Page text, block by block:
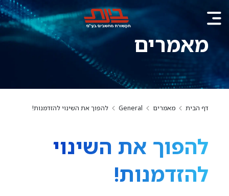
מאמרים
דף הבית מאמרים General להפוך את השינוי להזדמנות!
להפוך את השינוי
להזדמנות!